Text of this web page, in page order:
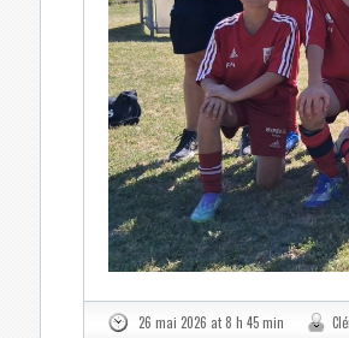
26 mai 2026 at 8 h 45 min